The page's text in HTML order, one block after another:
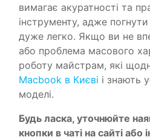
вимагає акуратності та
інструменту, адже погнути
дуже легко. Якщо ви не
або проблема масового
роботу майстрам, які
Macbook в Києві і знають
моделі.
Будь ласка, уточнюйте
кнопки в чаті на сайті